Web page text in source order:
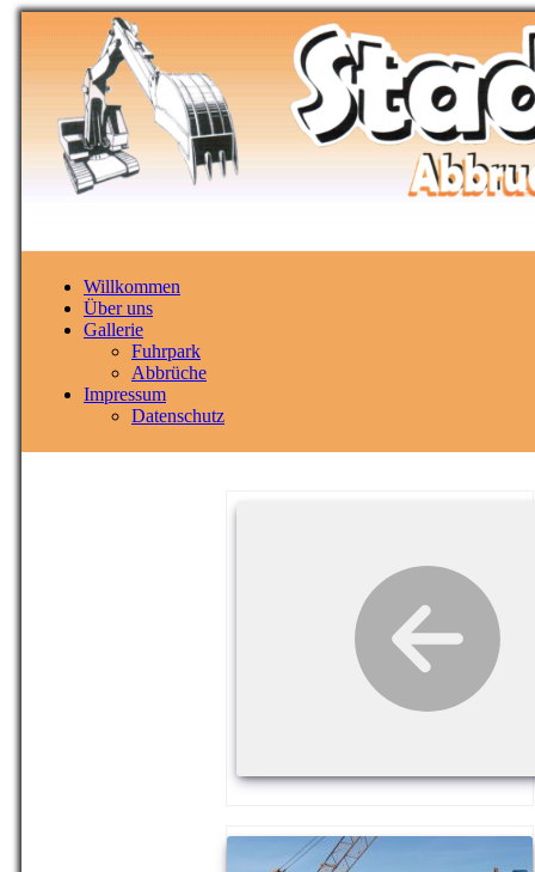
Willkommen
Über uns
Gallerie
Fuhrpark
Abbrüche
Impressum
Datenschutz